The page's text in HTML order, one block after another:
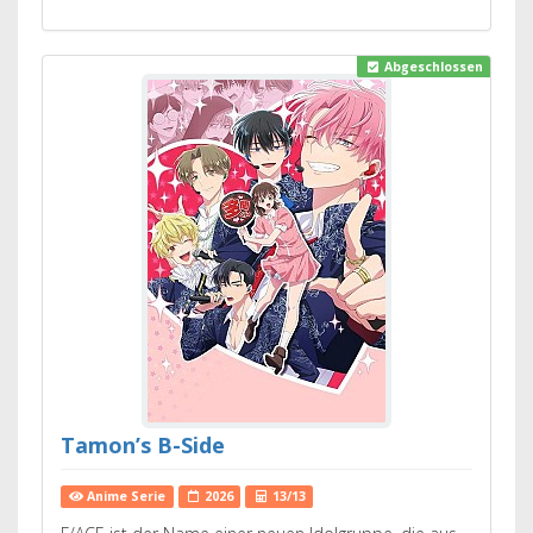
Abgeschlossen
Tamon’s B-Side
Anime Serie 2026 13/13